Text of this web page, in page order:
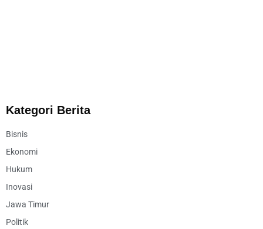
Kategori Berita
Bisnis
Ekonomi
Hukum
Inovasi
Jawa Timur
Politik